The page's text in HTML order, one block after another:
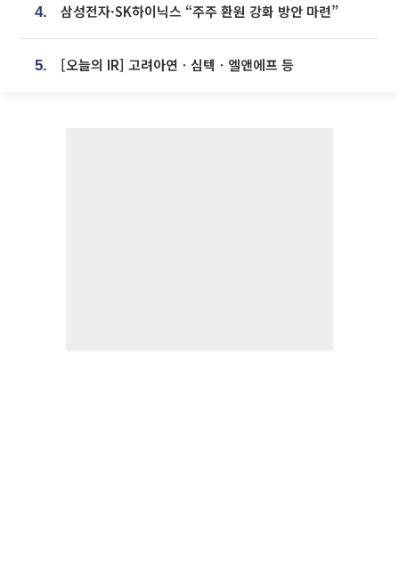
4. 삼성전자·SK하이닉스 “주주 환원 강화 방안 마련”
5. [오늘의 IR] 고려아연ㆍ심텍ㆍ엘앤에프 등